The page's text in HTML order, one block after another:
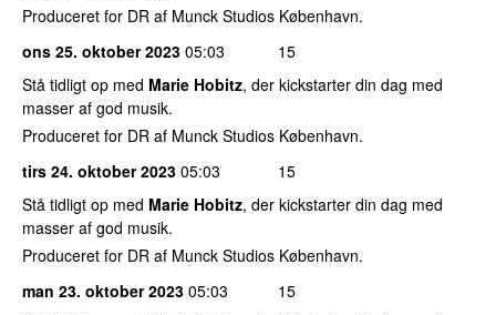
Produceret for DR af Munck Studios København.
ons 25. oktober 2023 05:03
15
Stå tidligt op med Marie Hobitz, der kickstarter din dag med
masser af god musik.
Produceret for DR af Munck Studios København.
tirs 24. oktober 2023 05:03
15
Stå tidligt op med Marie Hobitz, der kickstarter din dag med
masser af god musik.
Produceret for DR af Munck Studios København.
man 23. oktober 2023 05:03
15